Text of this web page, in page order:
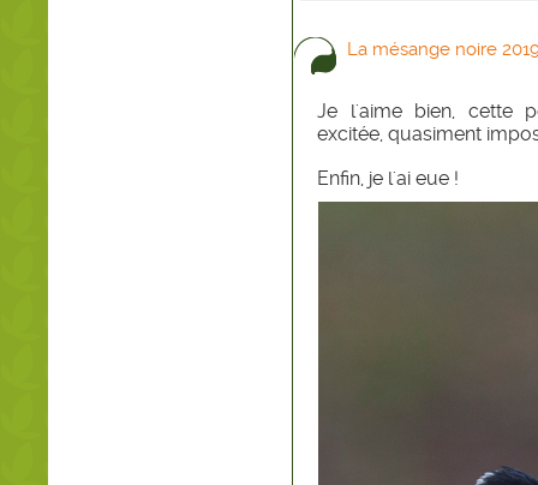
La mésange noire
Je l'aime bien, cette
excitée, quasiment
Enfin, je l'ai eue !